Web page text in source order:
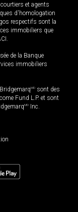
et agents
d'homologation
respectifs sont la
immobiliers que
de la Banque
immobiliers
MD sont des
Fund L.P. et sont
MD Inc.